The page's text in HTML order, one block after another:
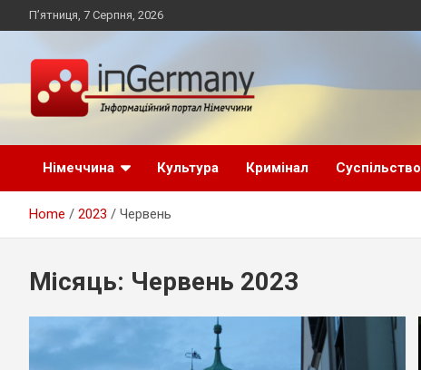
to
П’ятниця, 7 Серпня, 2026
inGermany.net
інформаційний
портал в Німеччині
Німеччини, українці в Німеччині
Німеччина
Культура Кримінал Суспільство
Home 2023 Червень
Місяць: Червень 2023